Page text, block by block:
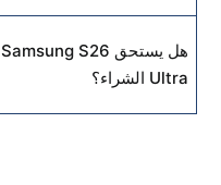
هل يستحق Samsung S26
Ultra الشراء؟